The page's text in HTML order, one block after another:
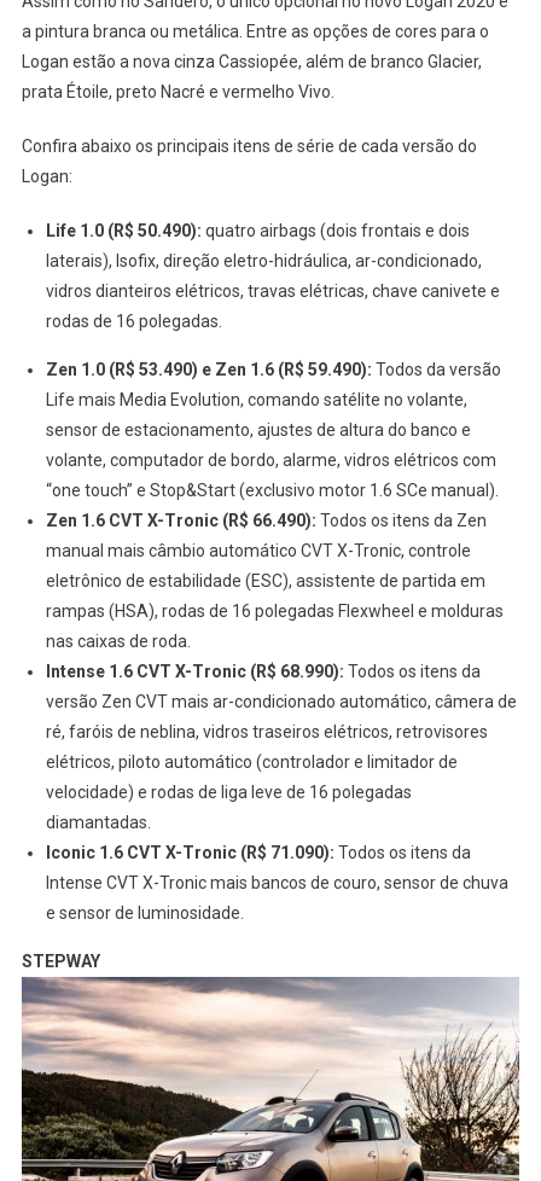
a pintura branca ou metálica. Entre as opções de cores para o
Logan estão a nova cinza Cassiopée, além de branco Glacier,
prata Étoile, preto Nacré e vermelho Vivo.
Confira abaixo os principais itens de série de cada versão do
Logan:
Life 1.0 (R$ 50.490): quatro airbags (dois frontais e dois
laterais), Isofix, direção eletro-hidráulica, ar-condicionado,
vidros dianteiros elétricos, travas elétricas, chave canivete e
rodas de 16 polegadas.
Zen 1.0 (R$ 53.490) e Zen 1.6 (R$ 59.490): Todos da versão
Life mais Media Evolution, comando satélite no volante,
sensor de estacionamento, ajustes de altura do banco e
volante, computador de bordo, alarme, vidros elétricos com
“one touch” e Stop&Start (exclusivo motor 1.6 SCe manual).
Zen 1.6 CVT X-Tronic (R$ 66.490): Todos os itens da Zen
manual mais câmbio automático CVT X-Tronic, controle
eletrônico de estabilidade (ESC), assistente de partida em
rampas (HSA), rodas de 16 polegadas Flexwheel e molduras
nas caixas de roda.
Intense 1.6 CVT X-Tronic (R$ 68.990): Todos os itens da
versão Zen CVT mais ar-condicionado automático, câmera de
ré, faróis de neblina, vidros traseiros elétricos, retrovisores
elétricos, piloto automático (controlador e limitador de
velocidade) e rodas de liga leve de 16 polegadas
diamantadas.
Iconic 1.6 CVT X-Tronic (R$ 71.090): Todos os itens da
Intense CVT X-Tronic mais bancos de couro, sensor de chuva
e sensor de luminosidade.
STEPWAY